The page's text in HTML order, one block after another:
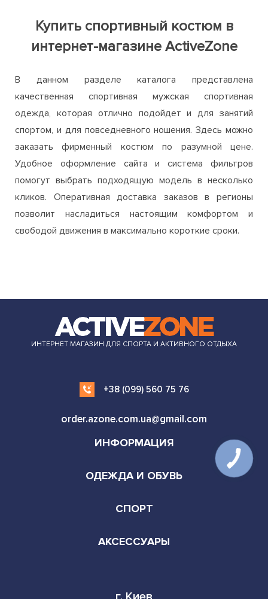
Купить спортивный костюм в
интернет-магазине ActiveZone
В данном разделе каталога представлена
качественная спортивная мужская спортивная
одежда, которая отлично подойдет и для занятий
спортом, и для повседневного ношения. Здесь можно
заказать фирменный костюм по разумной цене.
Удобное оформление сайта и система фильтров
помогут выбрать подходящую модель в несколько
кликов. Оперативная доставка заказов в регионы
позволит насладиться настоящим комфортом и
свободой движения в максимально короткие сроки.
ИНТЕРНЕТ МАГАЗИН ДЛЯ СПОРТА И АКТИВНОГО ОТДЫХА
+38 (099) 560 75 76
order.azone.com.ua@gmail.com
ИНФОРМАЦИЯ
ОДЕЖДА И ОБУВЬ
СПОРТ
АКСЕССУАРЫ